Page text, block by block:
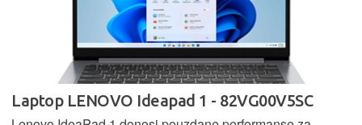
Laptop LENOVO Ideapad 1 - 82VG00V5SC